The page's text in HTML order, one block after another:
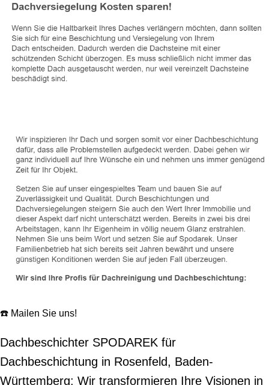
☎️ Mailen Sie uns!
Dachbeschichter SPODAREK für
Dachbeschichtung in Rosenfeld, Baden-
Württemberg: Wir transformieren Ihre Visionen in